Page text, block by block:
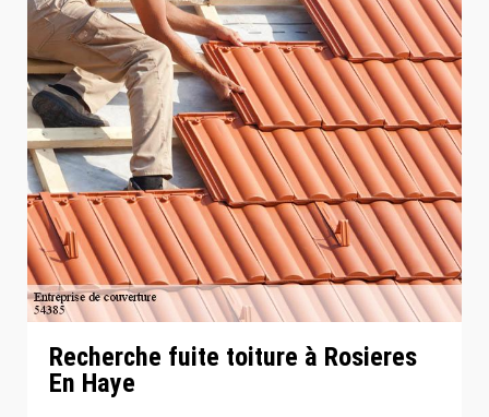
Recherche fuite toiture à Rosieres
En Haye